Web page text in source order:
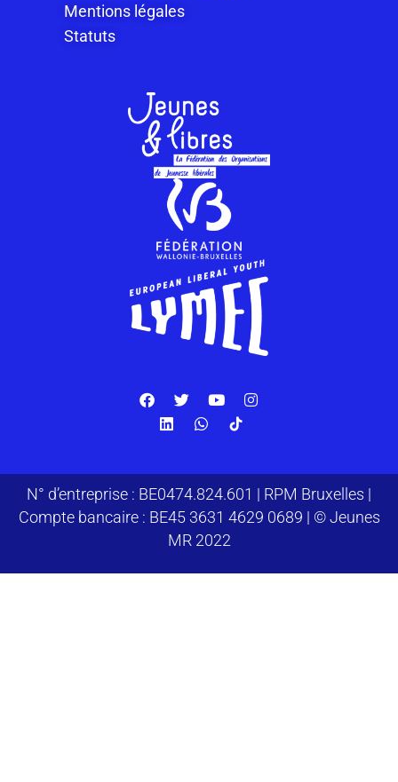
Mentions légales
Statuts
N° d’entreprise : BE0474.824.601 | RPM Bruxelles |
Compte bancaire : BE45 3631 4629 0689 | © Jeunes
MR 2022